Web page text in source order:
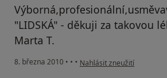
"LIDSKÁ" - děkuji za takovou
Marta T.
8. března 2010 • • • podle názoru uživatele
Nahlásit zneužití